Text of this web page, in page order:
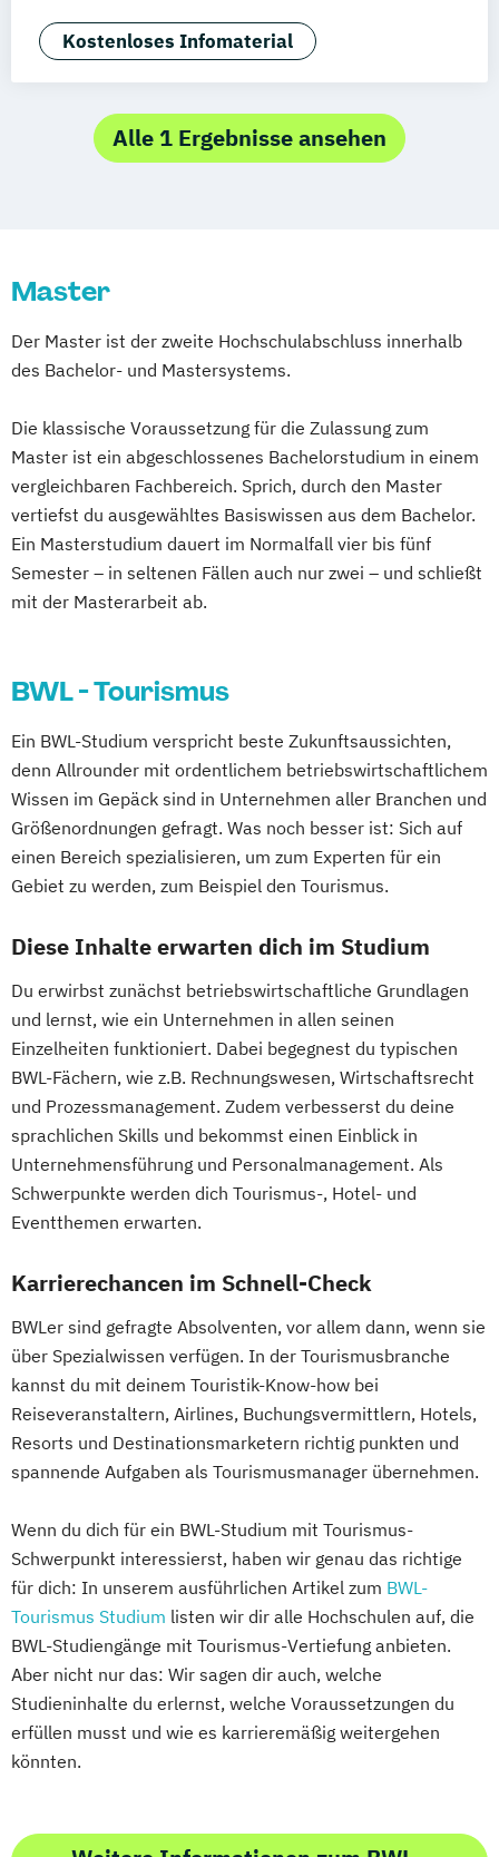
Oberhausen Offenbach Saarbrücken
Neu-Ulm Graz Innsbruck Wien
Augsburg Freising Friedrichshafen
Klagenfurt Magdeburg Münster Trier
Würzburg Chemnitz Linz
General Management
Tourismusmanagement
Kostenloses Infomaterial
Alle 1 Ergebnisse ansehen
Master
Der Master ist der zweite Hochschulabschluss innerhalb
des Bachelor- und Mastersystems.
Die klassische Voraussetzung für die Zulassung zum
Master ist ein abgeschlossenes Bachelorstudium in einem
vergleichbaren Fachbereich. Sprich, durch den Master
vertiefst du ausgewähltes Basiswissen aus dem Bachelor.
Ein Masterstudium dauert im Normalfall vier bis fünf
Semester – in seltenen Fällen auch nur zwei – und schließt
mit der Masterarbeit ab.
BWL - Tourismus
Ein BWL-Studium verspricht beste Zukunftsaussichten,
denn Allrounder mit ordentlichem betriebswirtschaftlichem
Wissen im Gepäck sind in Unternehmen aller Branchen und
Größenordnungen gefragt. Was noch besser ist: Sich auf
einen Bereich spezialisieren, um zum Experten für ein
Gebiet zu werden, zum Beispiel den Tourismus.
Diese Inhalte erwarten dich im Studium
Du erwirbst zunächst betriebswirtschaftliche Grundlagen
und lernst, wie ein Unternehmen in allen seinen
Einzelheiten funktioniert. Dabei begegnest du typischen
BWL-Fächern, wie z.B. Rechnungswesen, Wirtschaftsrecht
und Prozessmanagement. Zudem verbesserst du deine
sprachlichen Skills und bekommst einen Einblick in
Unternehmensführung und Personalmanagement. Als
Schwerpunkte werden dich Tourismus-, Hotel- und
Eventthemen erwarten.
Karrierechancen im Schnell-Check
BWLer sind gefragte Absolventen, vor allem dann, wenn sie
über Spezialwissen verfügen. In der Tourismusbranche
kannst du mit deinem Touristik-Know-how bei
Reiseveranstaltern, Airlines, Buchungsvermittlern, Hotels,
Resorts und Destinationsmarketern richtig punkten und
spannende Aufgaben als Tourismusmanager übernehmen.
Wenn du dich für ein BWL-Studium mit Tourismus-
Schwerpunkt interessierst, haben wir genau das richtige
für dich: In unserem ausführlichen Artikel zum BWL-
Tourismus Studium listen wir dir alle Hochschulen auf, die
BWL-Studiengänge mit Tourismus-Vertiefung anbieten.
Aber nicht nur das: Wir sagen dir auch, welche
Studieninhalte du erlernst, welche Voraussetzungen du
erfüllen musst und wie es karrieremäßig weitergehen
könnten.